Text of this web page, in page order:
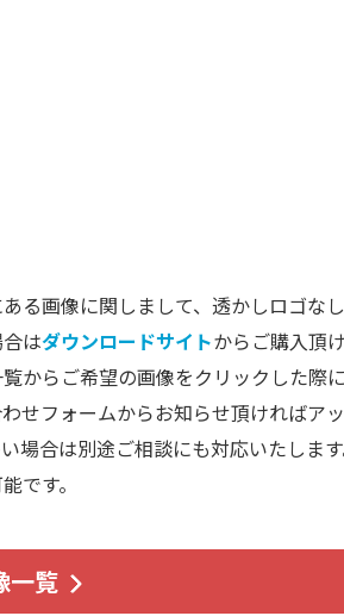
る画像に関しまして、透かしロゴな
はダウンロードサイトからご購入頂
からご希望の画像をクリックした際
せフォームからお知らせ頂ければア
場合は別途ご相談にも対応いたしま
です。
一覧